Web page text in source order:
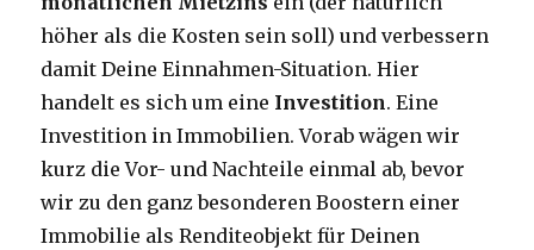
höher als die Kosten sein soll) und verbessern
damit Deine Einnahmen-Situation. Hier
handelt es sich um eine Investition. Eine
Investition in Immobilien. Vorab wägen wir
kurz die Vor- und Nachteile einmal ab, bevor
wir zu den ganz besonderen Boostern einer
Immobilie als Renditeobjekt für Deinen